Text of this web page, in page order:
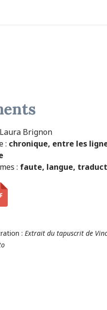
Brignon
: chronique, entre les
: faute, langue,
: Extrait du tapuscrit de